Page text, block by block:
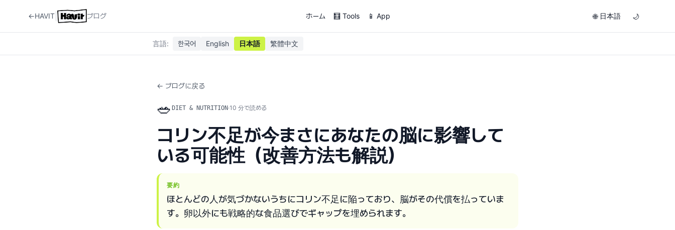
←HAVIT ブログ ホーム 🧮 Tools 📱 App 🌐 日本語 🌙
言語: 한국어 English 日本語 繁體中文
← ブログに戻る
🥗 DIET & NUTRITION·10 分で読める
コリン不足が今まさにあなたの脳に影響して
いる可能性（改善方法も解説）
要約
ほとんどの人が気づかないうちにコリン不足に陥っており、脳がその代償を払っていま
す。卵以外にも戦略的な食品選びでギャップを埋められます。